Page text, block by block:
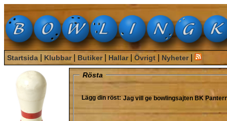
Startsida Klubbar| Butiker| Hallar| Övrigt Nyheter|
Rösta
Lägg din röst: Jag vill ge bowlingsajten BK